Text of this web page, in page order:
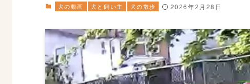
犬の動画 犬と飼い主 犬の散歩 2026年2月28日